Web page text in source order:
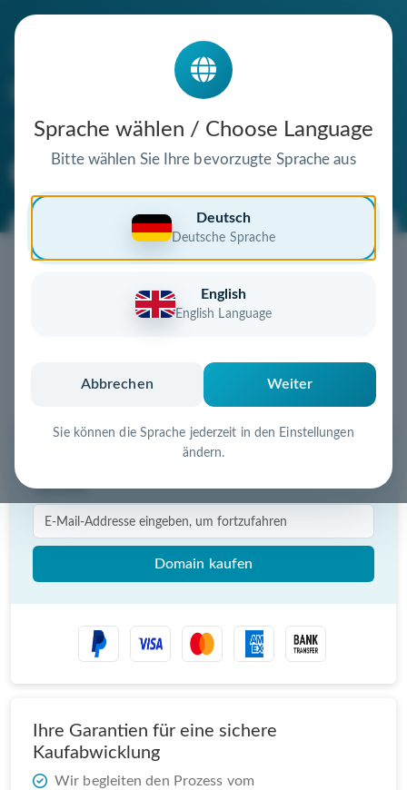
Sprache wählen / Choose Language
Bitte wählen Sie Ihre bevorzugte Sprache aus
Deutsch
Deutsche Sprache
English
English Language
Abbrechen Weiter
Sie können die Sprache jederzeit in den Einstellungen
ändern.
bambus-garten.de
steht zum Verkauf
Jetzt diese Wunschdomain
Diese Domain steht zum Sofortkauf bereit!
Anleitung zur schnellen Übertragung
Einfach, sicher und unkompliziert – jetzt zugreifen!
(zzgl USt.)
Domain kaufen
Ihre Garantien für eine sichere
Kaufabwicklung
Wir begleiten den Prozess vom